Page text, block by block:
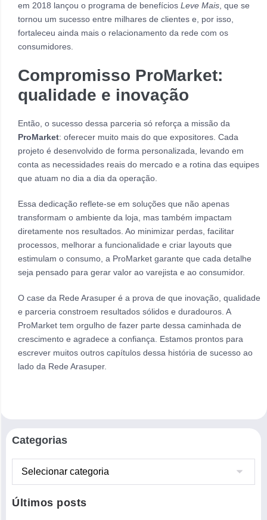
em 2018 lançou o programa de benefícios Leve Mais, que se
tornou um sucesso entre milhares de clientes e, por isso,
fortaleceu ainda mais o relacionamento da rede com os
consumidores.
Compromisso ProMarket:
qualidade e inovação
Então, o sucesso dessa parceria só reforça a missão da
ProMarket: oferecer muito mais do que expositores. Cada
projeto é desenvolvido de forma personalizada, levando em
conta as necessidades reais do mercado e a rotina das equipes
que atuam no dia a dia da operação.
Essa dedicação reflete-se em soluções que não apenas
transformam o ambiente da loja, mas também impactam
diretamente nos resultados. Ao minimizar perdas, facilitar
processos, melhorar a funcionalidade e criar layouts que
estimulam o consumo, a ProMarket garante que cada detalhe
seja pensado para gerar valor ao varejista e ao consumidor.
O case da Rede Arasuper é a prova de que inovação, qualidade
e parceria constroem resultados sólidos e duradouros. A
ProMarket tem orgulho de fazer parte dessa caminhada de
crescimento e agradece a confiança. Estamos prontos para
escrever muitos outros capítulos dessa história de sucesso ao
lado da Rede Arasuper.
Categorias
Últimos posts